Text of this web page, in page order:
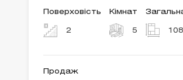
Поверховість
2
Кімнат
5 108
Продаж